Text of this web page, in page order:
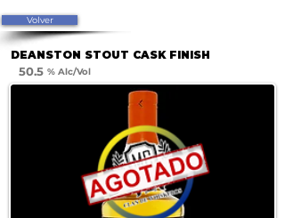
Volver
DEANSTON STOUT CASK FINISH
50.5 % Alc/Vol